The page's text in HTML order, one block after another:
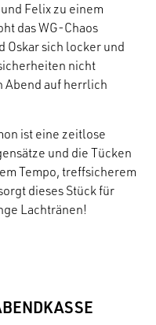
Felix zu einem
das WG-Chaos
Oskar sich locker und
nicht
Abend auf herrlich
ist eine zeitlose
und die Tücken
Tempo, treffsicherem
dieses Stück für
Lachtränen!